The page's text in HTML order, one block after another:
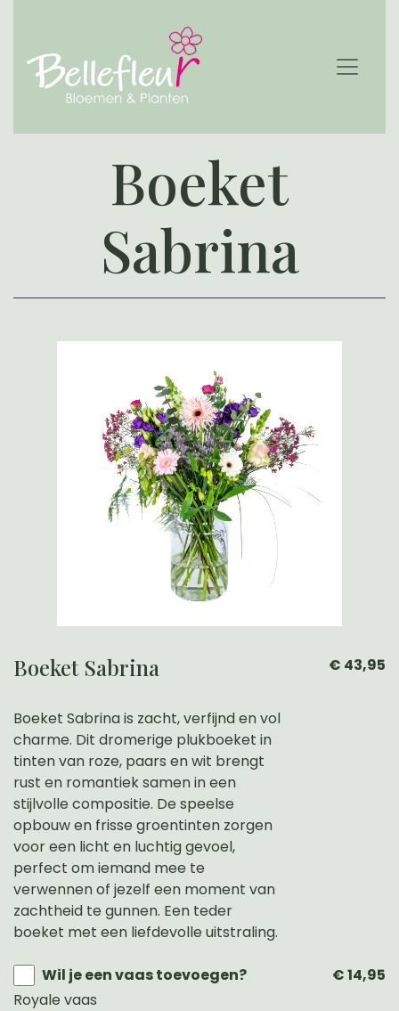
Boeket
Sabrina
Boeket Sabrina
Boeket Sabrina is zacht, verfijnd en vol
charme. Dit dromerige plukboeket in
tinten van roze, paars en wit brengt
rust en romantiek samen in een
stijlvolle compositie. De speelse
opbouw en frisse groentinten zorgen
voor een licht en luchtig gevoel,
perfect om iemand mee te
verwennen of jezelf een moment van
zachtheid te gunnen. Een teder
boeket met een liefdevolle uitstraling.
€ 43,95
Wil je een vaas toevoegen?
Royale vaas
€ 14,95